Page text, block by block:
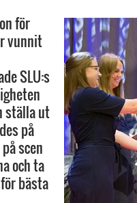
för
vunnit
SLU:s
ställa ut
på
scen
och ta
bästa